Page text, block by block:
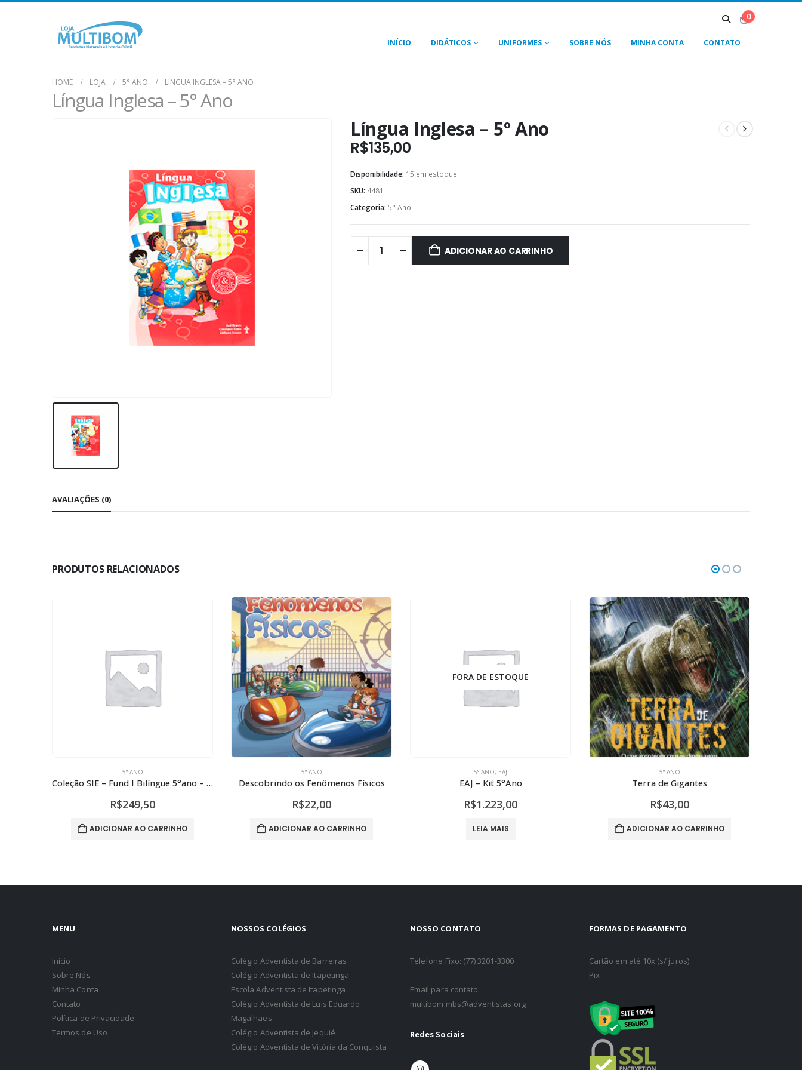
0
INÍCIO DIDÁTICOS UNIFORMES SOBRE NÓS MINHA CONTA CONTATO
HOME LOJA 5° ANO LÍNGUA INGLESA – 5° ANO
Língua Inglesa – 5° Ano
Língua Inglesa – 5° Ano
R$135,00
Disponibilidade: 15 em estoque
SKU: 4481
Categoria: 5° Ano
ADICIONAR AO CARRINHO
AVALIAÇÕES (0)
PRODUTOS RELACIONADOS
5° ANO
Coleção SIE – Fund I Bilíngue 5°ano – Let’s Find Out 1°semestre
R$249,50
ADICIONAR AO CARRINHO
5° ANO
Descobrindo os Fenômenos Físicos
R$22,00
ADICIONAR AO CARRINHO
FORA DE ESTOQUE
5° ANO,EAJ
EAJ – Kit 5°Ano
R$1.223,00
LEIA MAIS
5° ANO
Terra de Gigantes
R$43,00
ADICIONAR AO CARRINHO
MENU
Início
Sobre Nós
Minha Conta
Contato
Política de Privacidade
Termos de Uso
NOSSOS COLÉGIOS
Colégio Adventista de Barreiras
Colégio Adventista de Itapetinga
Escola Adventista de Itapetinga
Colégio Adventista de Luis Eduardo
Magalhães
Colégio Adventista de Jequié
Colégio Adventista de Vitória da Conquista
NOSSO CONTATO
Telefone Fixo: (77) 3201-3300
Email para contato:
multibom.mbs@adventistas.org
Redes Sociais
FORMAS DE PAGAMENTO
Cartão em até 10x (s/ juros)
Pix